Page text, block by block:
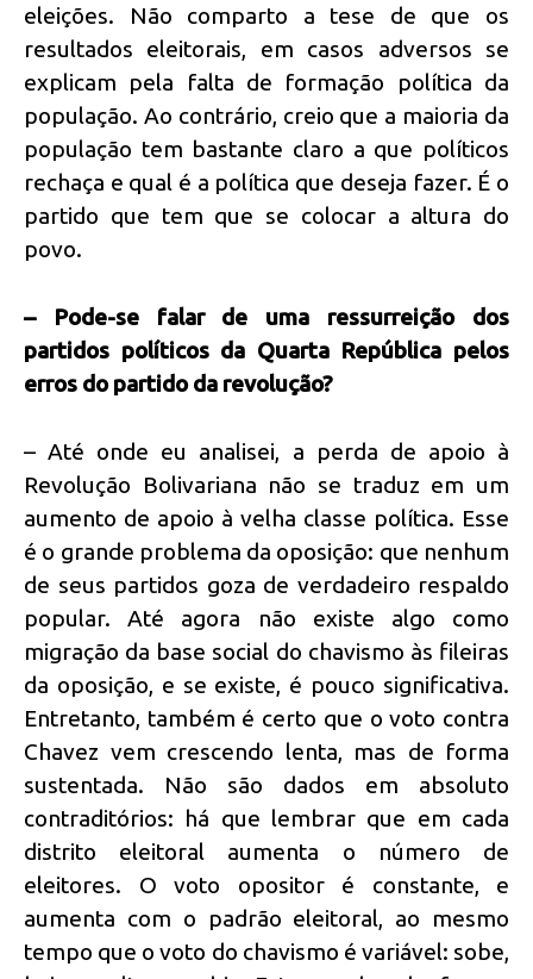
eleições. Não comparto a tese de que os
resultados eleitorais, em casos adversos se
explicam pela falta de formação política da
população. Ao contrário, creio que a maioria da
população tem bastante claro a que políticos
rechaça e qual é a política que deseja fazer. É o
partido que tem que se colocar a altura do
povo.
– Pode-se falar de uma ressurreição dos
partidos políticos da Quarta República pelos
erros do partido da revolução?
– Até onde eu analisei, a perda de apoio à
Revolução Bolivariana não se traduz em um
aumento de apoio à velha classe política. Esse
é o grande problema da oposição: que nenhum
de seus partidos goza de verdadeiro respaldo
popular. Até agora não existe algo como
migração da base social do chavismo às fileiras
da oposição, e se existe, é pouco significativa.
Entretanto, também é certo que o voto contra
Chavez vem crescendo lenta, mas de forma
sustentada. Não são dados em absoluto
contraditórios: há que lembrar que em cada
distrito eleitoral aumenta o número de
eleitores. O voto opositor é constante, e
aumenta com o padrão eleitoral, ao mesmo
tempo que o voto do chavismo é variável: sobe,